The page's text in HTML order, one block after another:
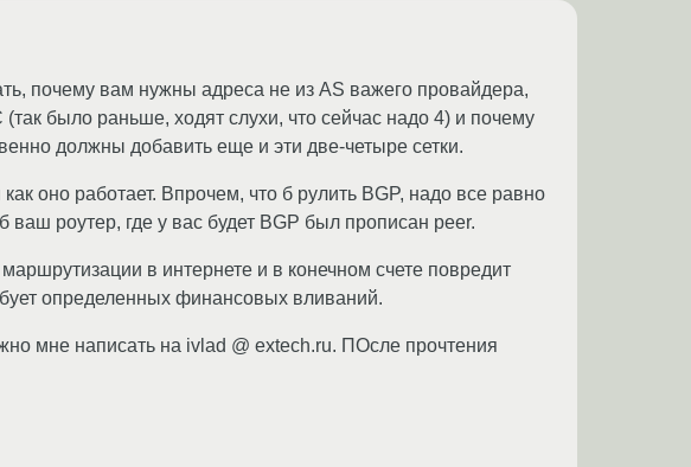
почему вам нужны адреса не из AS важего провайдера,
было раньше, ходят слухи, что сейчас надо 4) и почему
должны добавить еще и эти две-четыре сетки.
оно работает. Впрочем, что б рулить BGP, надо все равно
роутер, где у вас будет BGP был прописан peer.
в интернете и в конечном счете повредит
определенных финансовых вливаний.
мне написать на ivlad @ extech.ru. ПОсле прочтения